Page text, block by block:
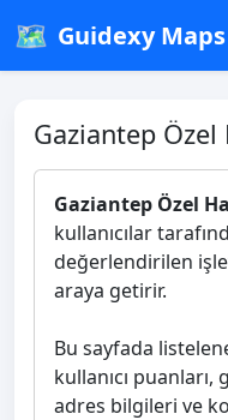
🗺️ Guidexy Maps
Gaziantep
Gaziantep Özel
kullanıcılar
değerlendirilen
araya getirir.
Bu sayfada
kullanıcı
adres bilgileri ve